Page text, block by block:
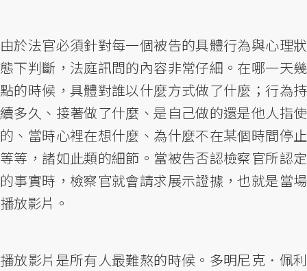
由於法官必須針對每一個被告的具體行為與心理狀
態下判斷，法庭訊問的內容非常仔細。在哪一天幾
點的時候，具體對誰以什麼方式做了什麼；行為持
續多久、接著做了什麼、是自己做的還是他人指使
的、當時心裡在想什麼、為什麼不在某個時間停止
等等，諸如此類的細節。當被告否認檢察官所認定
的事實時，檢察官就會請求展示證據，也就是當場
播放影片。
播放影片是所有人最難熬的時候。多明尼克．佩利